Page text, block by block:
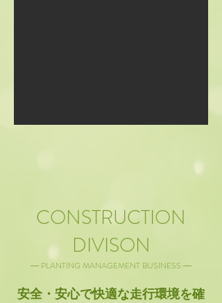
CONSTRUCTION
DIVISON
― PLANTING MANAGEMENT BUSINESS ―
安全・安心で快適な走行環境を確